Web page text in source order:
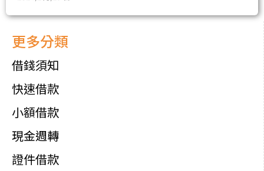
更多分類
借錢須知
快速借款
小額借款
現金週轉
證件借款